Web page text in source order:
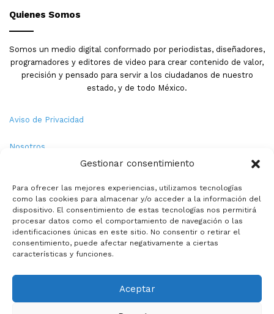
Gestionar consentimiento
Para ofrecer las mejores experiencias, utilizamos tecnologías
como las cookies para almacenar y/o acceder a la información del
dispositivo. El consentimiento de estas tecnologías nos permitirá
procesar datos como el comportamiento de navegación o las
identificaciones únicas en este sitio. No consentir o retirar el
consentimiento, puede afectar negativamente a ciertas
características y funciones.
Aceptar
Quienes Somos
Somos un medio digital conformado por periodistas, diseñadores,
programadores y editores de video para crear contenido de valor,
precisión y pensado para servir a los ciudadanos de nuestro
estado, y de todo México.
Aviso de Privacidad
Nosotros
Política de Cookies
Contacto